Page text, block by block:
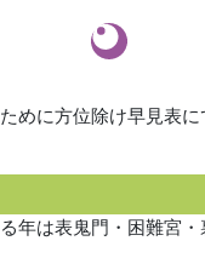
めに方位除け早見表
年は表鬼門・困難宮